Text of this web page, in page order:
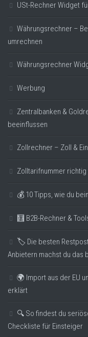
USt-Rechner Widget
Währungsrechner –
umrechnen
Währungsrechner
Werbung
Zentralbanken &
beeinflussen
Zollrechner – Zoll &
Zolltarifnummer
💰 10 Tipps, wie du
🧮 B2B-Rechner &
🏷️ Die besten
Anbietern machst du das
🌍 Import aus der EU
erklärt
🔍 So findest du
Checkliste für Einsteiger